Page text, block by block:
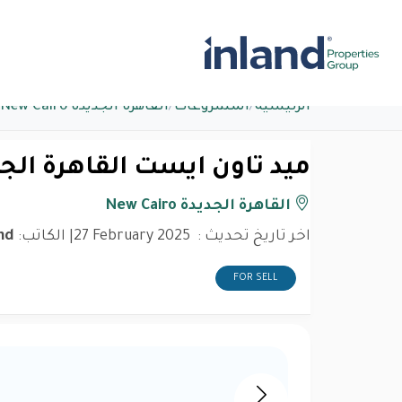
الرئيسية/المشروعات /القاهرة الجديدة New Cairo
ميد تاون ايست القاهرة
القاهرة الجديدة New Cairo
اخر تاريخ تحديث :
27 February 2025 | الكاتب:
FOR SELL